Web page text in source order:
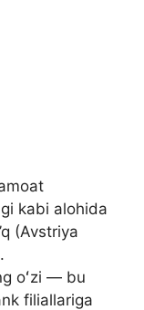
kabi alohida
(Avstriya
oʻzi — bu
filiallariga